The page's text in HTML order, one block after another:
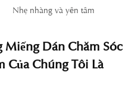
Nhẹ nhàng và yên tâm
Miếng Dán Chăm Sóc
Của Chúng Tôi Là